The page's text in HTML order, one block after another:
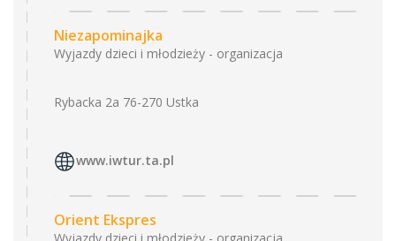
Niezapominajka
Wyjazdy dzieci i młodzieży - organizacja
Rybacka 2a 76-270 Ustka
www.iwtur.ta.pl
Orient Ekspres